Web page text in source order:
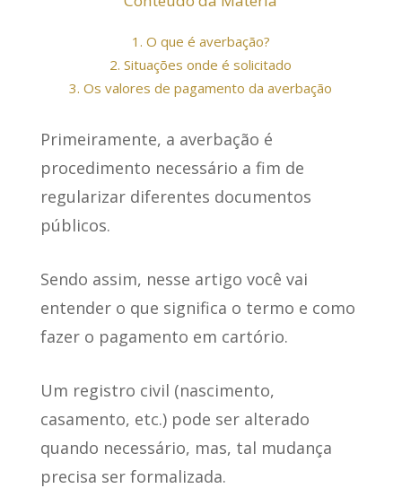
1. O que é averbação?
2. Situações onde é solicitado
3. Os valores de pagamento da averbação
Primeiramente, a averbação é
procedimento necessário a fim de
regularizar diferentes documentos
públicos.
Sendo assim, nesse artigo você vai
entender o que significa o termo e como
fazer o pagamento em cartório.
Um registro civil (nascimento,
casamento, etc.) pode ser alterado
quando necessário, mas, tal mudança
precisa ser formalizada.